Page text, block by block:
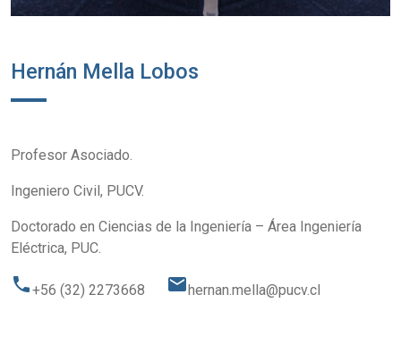
Hernán Mella Lobos
Profesor Asociado.
Ingeniero Civil, PUCV.
Doctorado en Ciencias de la Ingeniería – Área Ingeniería
Eléctrica, PUC.
phone+56 (32) 2273668 email hernan.mella@pucv.cl